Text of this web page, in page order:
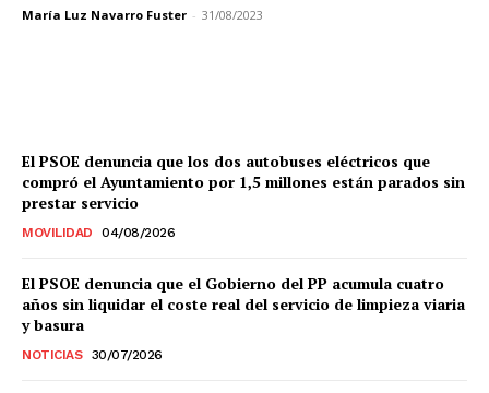
María Luz Navarro Fuster - 31/08/2023
El PSOE denuncia que los dos autobuses eléctricos que
compró el Ayuntamiento por 1,5 millones están parados sin
prestar servicio
MOVILIDAD 04/08/2026
El PSOE denuncia que el Gobierno del PP acumula cuatro
años sin liquidar el coste real del servicio de limpieza viaria
y basura
NOTICIAS 30/07/2026